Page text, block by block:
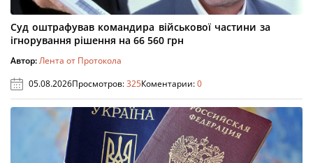
Суд оштрафував командира військової частини за
ігнорування рішення на 66 560 грн
Автор:Лента от Протокола
05.08.2026Просмотров:325Коментарии:0